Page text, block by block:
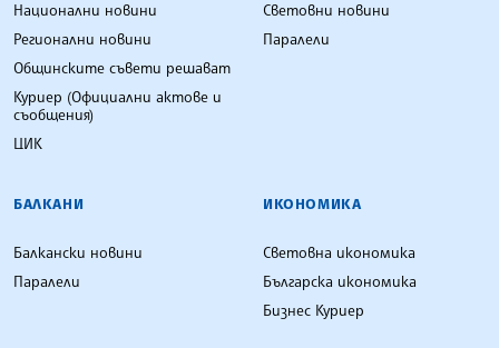
Национални новини
Регионални новини
Общинските съвети решават
Куриер (Официални актове и
съобщения)
ЦИК
Световни новини
Паралели
БАЛКАНИ
Балкански новини
Паралели
ИКОНОМИКА
Световна икономика
Българска икономика
Бизнес Куриер